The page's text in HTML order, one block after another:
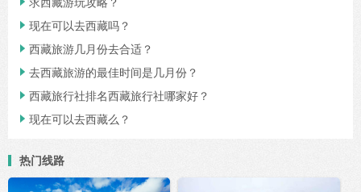
 现在可以去西藏吗？
 西藏旅游几月份去合适？
 去西藏旅游的最佳时间是几月份？
 西藏旅行社排名西藏旅行社哪家好？
 现在可以去西藏么？
热门线路